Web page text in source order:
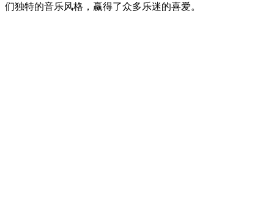
们独特的音乐风格，赢得了众多乐迷的喜爱。